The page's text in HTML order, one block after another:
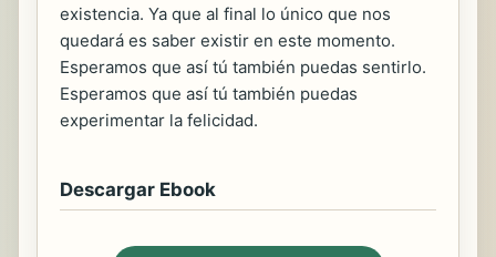
existencia. Ya que al final lo único que nos
quedará es saber existir en este momento.
Esperamos que así tú también puedas sentirlo.
Esperamos que así tú también puedas
experimentar la felicidad.
Descargar Ebook